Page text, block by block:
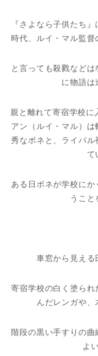
『さよなら子供たち
時代、ルイ・マル監督
と言っても殺戮など
に物語は
親と離れて寄宿学校に
アン（ルイ・マル）
秀なボネと、ライバ
て
ある日ボネが学校に
うこと
車窓から見える
寄宿学校の白く塗ら
んだレンガや、
階段の黒い手すりの
よ